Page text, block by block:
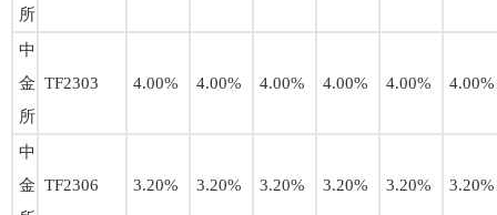
所
中
金
所
TF2303 4.00% 4.00% 4.00% 4.00% 4.00% 4.00%
中
金 TF2306 3.20% 3.20% 3.20% 3.20% 3.20% 3.20%